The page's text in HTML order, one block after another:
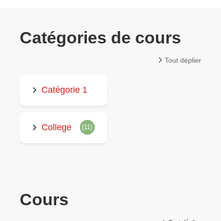
Catégories de cours
Tout déplier
Catégorie 1
College (11)
Cours